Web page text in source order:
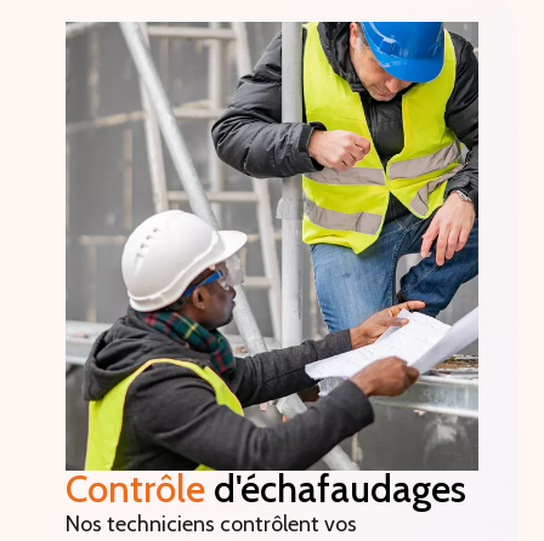
Contrôle d'échafaudages
Nos techniciens contrôlent vos